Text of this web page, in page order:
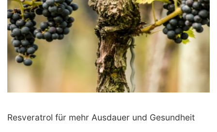
Resveratrol für mehr Ausdauer und Gesundheit